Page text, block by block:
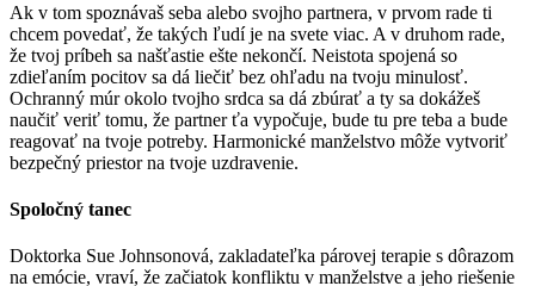
Ak v tom spoznávaš seba alebo svojho partnera, v prvom rade ti
chcem povedať, že takých ľudí je na svete viac. A v druhom rade,
že tvoj príbeh sa našťastie ešte nekončí. Neistota spojená so
zdieľaním pocitov sa dá liečiť bez ohľadu na tvoju minulosť.
Ochranný múr okolo tvojho srdca sa dá zbúrať a ty sa dokážeš
naučiť veriť tomu, že partner ťa vypočuje, bude tu pre teba a bude
reagovať na tvoje potreby. Harmonické manželstvo môže vytvoriť
bezpečný priestor na tvoje uzdravenie.
Spoločný tanec
Doktorka Sue Johnsonová, zakladateľka párovej terapie s dôrazom
na emócie, vraví, že začiatok konfliktu v manželstve a jeho riešenie